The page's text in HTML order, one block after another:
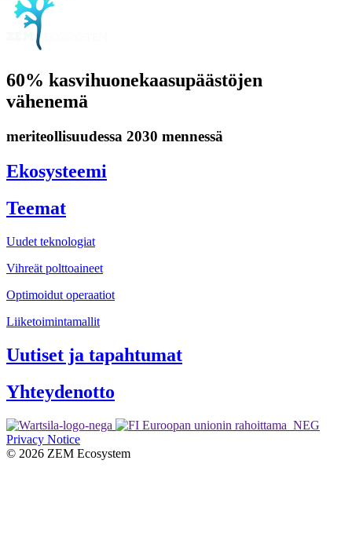
60% kasvihuonekaasupäästöjen
vähenemä
meriteollisuudessa 2030 mennessä
Ekosysteemi
Teemat
Uudet teknologiat
Vihreät polttoaineet
Optimoidut operaatiot
Liiketoimintamallit
Uutiset ja tapahtumat
Yhteydenotto
Privacy Notice
© 2026 ZEM Ecosystem